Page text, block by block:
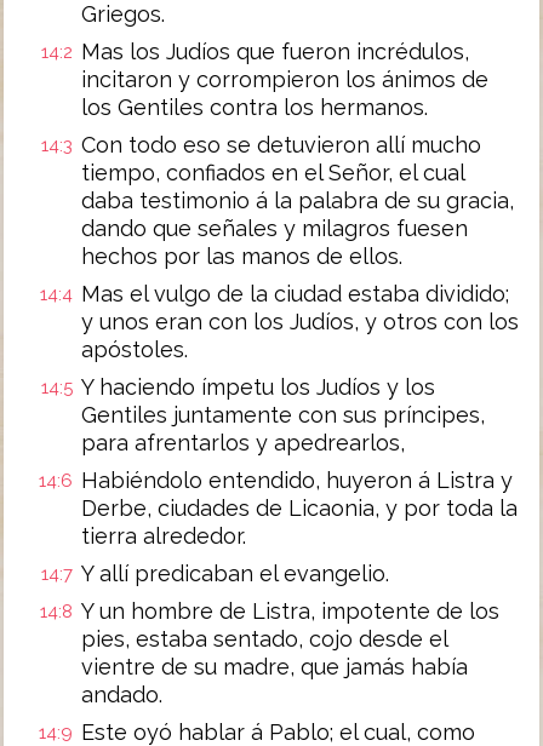
Griegos.
14:2 Mas los Judíos que fueron incrédulos,
incitaron y corrompieron los ánimos de
los Gentiles contra los hermanos.
14:3 Con todo eso se detuvieron allí mucho
tiempo, confiados en el Señor, el cual
daba testimonio á la palabra de su gracia,
dando que señales y milagros fuesen
hechos por las manos de ellos.
14:4 Mas el vulgo de la ciudad estaba dividido;
y unos eran con los Judíos, y otros con los
apóstoles.
14:5 Y haciendo ímpetu los Judíos y los
Gentiles juntamente con sus príncipes,
para afrentarlos y apedrearlos,
14:6 Habiéndolo entendido, huyeron á Listra y
Derbe, ciudades de Licaonia, y por toda la
tierra alrededor.
14:7 Y allí predicaban el evangelio.
14:8 Y un hombre de Listra, impotente de los
pies, estaba sentado, cojo desde el
vientre de su madre, que jamás había
andado.
14:9 Este oyó hablar á Pablo; el cual, como